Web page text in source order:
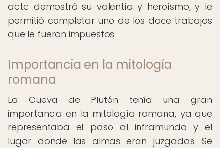
acto demostró su valentía y heroísmo, y le
permitió completar uno de los doce trabajos
que le fueron impuestos.
Importancia en la mitología
romana
La Cueva de Plutón tenía una gran
importancia en la mitología romana, ya que
representaba el paso al inframundo y el
lugar donde las almas eran juzgadas. Se